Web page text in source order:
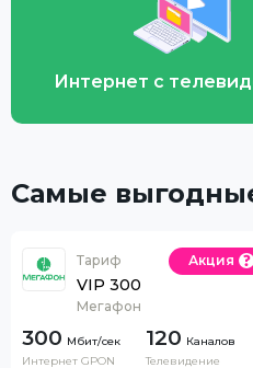
Интернет с
Самые
Тариф
VIP 300
Мегафон
Акция
300
Интернет GPON
120 Каналов
Телевидение